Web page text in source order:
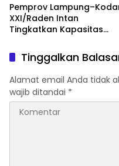
Pemprov
XXI/Raden Intan
Tingkatkan Kapasitas
Komunikasi Publik
Tinggalkan
Alamat email Anda tidak
wajib ditandai *